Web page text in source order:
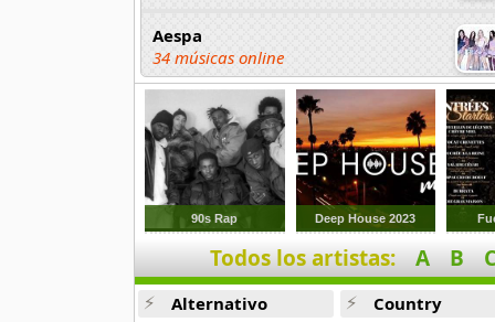
Aespa
34 músicas online
Afther School
34 músicas online
Ali
3 músicas online
13 músicas online
90s Rap Deep House 2023
Todos los artistas: A B
Alternativo
Country